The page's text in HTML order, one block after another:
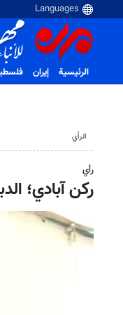
الرئيسية إيران
الرأي
رأي
ركن آبادي؛